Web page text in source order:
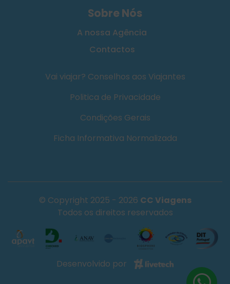
Sobre Nós
A nossa Agência
Contactos
Vai viajar? Conselhos aos Viajantes
Politica de Privacidade
Condições Gerais
Ficha Informativa Normalizada
© Copyright 2025 - 2026 CC Viagens
Todos os direitos reservados
Desenvolvido por